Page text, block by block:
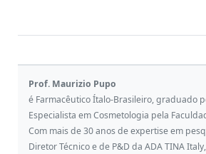
Prof. Maurizio Pupo
é Farmacêutico Ítalo-Brasileiro, graduado
Especialista em Cosmetologia pela
Com mais de 30 anos de expertise em
Diretor Técnico e de P&D da ADA TINA